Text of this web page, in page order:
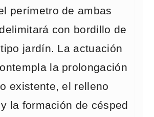
perímetro de ambas
con bordillo de
jardín. La actuación
la prolongación
existente, el relleno
la formación de césped